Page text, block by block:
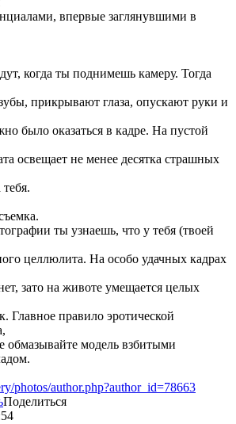
впервые заглянувшими в
когда ты поднимешь камеру. Тогда
прикрывают глаза, опускают руки и
было оказаться в кадре. На пустой
освещает не менее десятка страшных
ты узнаешь, что у тебя (твоей
целлюлита. На особо удачных кадрах
зато на животе умещается целых
Главное правило эротической
обмазывайте модель взбитыми
photos/author.php?author_id=78663
Поделиться